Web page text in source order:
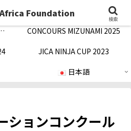
Notification/お知らせ
MIZUNAMI 2026
CONCOURS MIZUNAMI 2025
JICA NINJA CUP 2023
日本語
ションコンクール
Foundation
検索